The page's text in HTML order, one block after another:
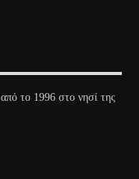
το 1996 στο νησί της